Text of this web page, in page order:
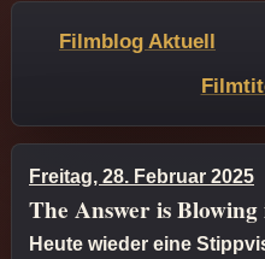
Filmblog Aktuell
Freitag, 28. Februar 2025
The Answer is
Heute wieder eine